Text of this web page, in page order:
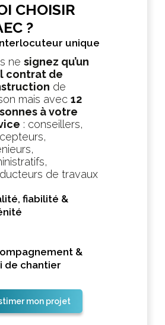
CHOISIR
?
unique
ne signez qu’un
contrat de
de
mais avec 12
à votre
: conseillers,
de travaux
fiabilité &
&
de chantier
mon projet